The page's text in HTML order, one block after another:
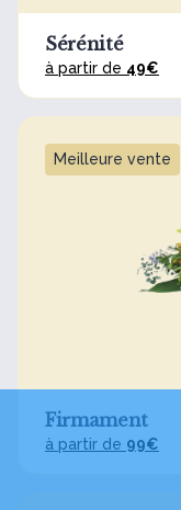
Sérénité
à partir de 49€
Meilleure vente
Firmament
à partir de 99€